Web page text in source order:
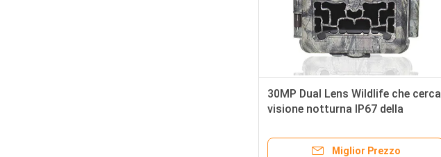
30MP Dual Lens Wildlife che cerca
visione notturna IP67 della
Miglior Prezzo